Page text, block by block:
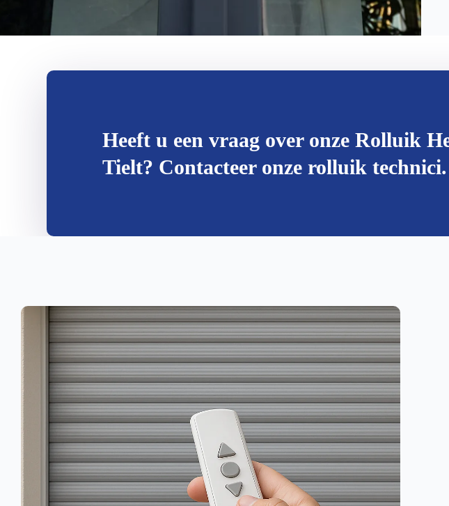
Heeft u een vraag over onze Rolluik
Tielt? Contacteer onze rolluik technici.